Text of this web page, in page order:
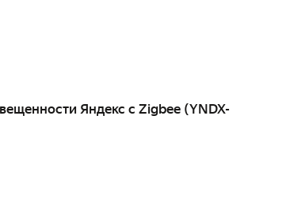
Яндекс с Zigbee (YNDX-